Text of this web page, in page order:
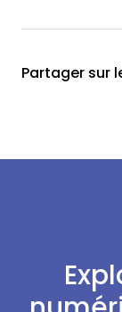
Partager sur